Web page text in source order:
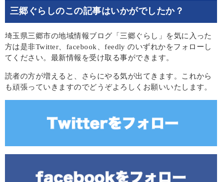
三郷ぐらしのこの記事はいかがでしたか？
埼玉県三郷市の地域情報ブログ「三郷ぐらし」を気に入った
方は是非Twitter、facebook、feedly のいずれかをフォローし
てください。最新情報を受け取る事ができます。
読者の方が増えると、さらにやる気が出てきます。これから
も頑張っていきますのでどうぞよろしくお願いいたします。